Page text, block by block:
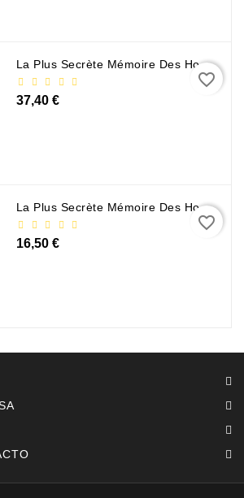
La Plus Secrète Mémoire Des Hommes - Mohamed Mbougar Sarr
37,40 €
favorite_border
La Plus Secrète Mémoire Des Hommes - Mohamed Mbougar Sarr
16,50 €
favorite_border